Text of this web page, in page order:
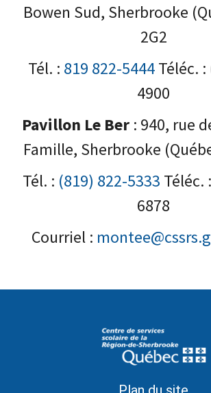
Bowen Sud, Sherbrooke
2G2
Tél. : 819 822-5444Téléc.
4900
Pavillon Le Ber : 940, rue
Famille, Sherbrooke
Tél. : (819) 822-5333 Téléc.
6878
Courriel :